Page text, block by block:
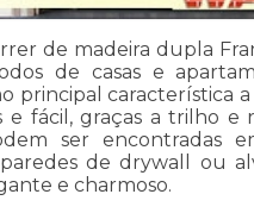
de madeira dupla
de casas e
principal característica
e fácil, graças a trilho e
ser encontradas
de drywall ou
e charmoso.